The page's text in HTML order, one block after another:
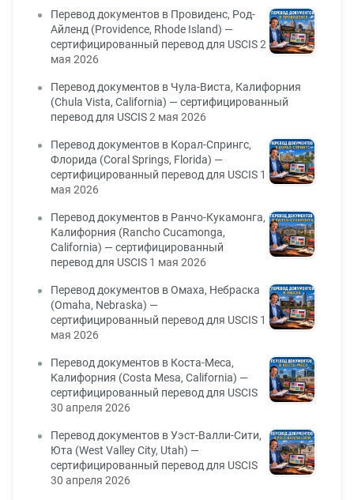
Перевод документов в Провиденс, Род-
Айленд (Providence, Rhode Island) —
сертифицированный перевод для USCIS2
мая 2026
Перевод документов в Чула-Виста, Калифорния
(Chula Vista, California) — сертифицированный
перевод для USCIS2 мая 2026
Перевод документов в Корал-Спрингс,
Флорида (Coral Springs, Florida) —
сертифицированный перевод для USCIS 1
мая 2026
Перевод документов в Ранчо-Кукамонга,
Калифорния (Rancho Cucamonga,
California) — сертифицированный
перевод для USCIS 1 мая 2026
Перевод документов в Омаха, Небраска
(Omaha, Nebraska) —
сертифицированный перевод для USCIS 1
мая 2026
Перевод документов в Коста-Меса,
Калифорния (Costa Mesa, California) —
сертифицированный перевод для USCIS
30 апреля 2026
Перевод документов в Уэст-Валли-Сити,
Юта (West Valley City, Utah) —
сертифицированный перевод для USCIS
30 апреля 2026